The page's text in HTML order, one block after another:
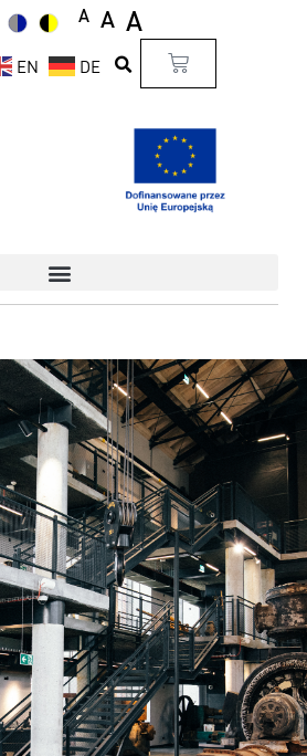
A A A
EN DE